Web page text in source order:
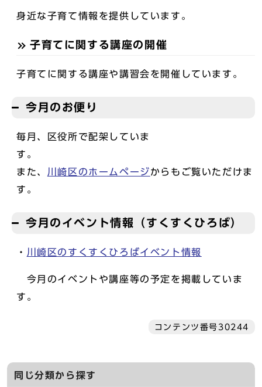
身近な子育て情報を提供しています。
子育てに関する講座の開催
子育てに関する講座や講習会を開催しています。
今月のお便り
毎月、区役所で配架していま
また、 川崎区のホームページからもご覧いただけま
す。
今月のイベント情報（すくすくひろば）
・ 川崎区のすくすくひろばイベント情報
今月のイベントや講座等の予定を掲載していま
す。
コンテンツ番号30244
同じ分類から探す